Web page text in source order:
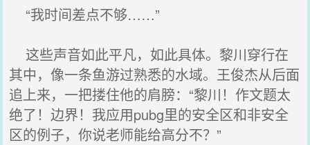
“我时间差点不够……”
这些声音如此平凡，如此具体。黎川穿行在
其中，像一条鱼游过熟悉的水域。王俊杰从后面
追上来，一把搂住他的肩膀：“黎川！作文题太
绝了！边界！我应用pubg里的安全区和非安全
区的例子，你说老师能给高分不？”